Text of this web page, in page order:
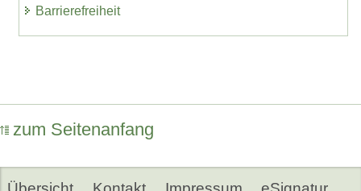
Barrierefreiheit
zum Seitenanfang